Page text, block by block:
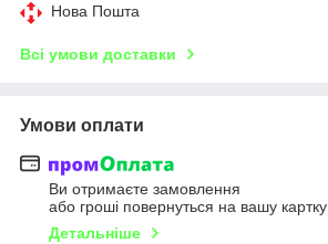
Нова Пошта
Всі умови доставки
Умови оплати
Ви отримаєте замовлення
або гроші повернуться на вашу картку
Детальніше